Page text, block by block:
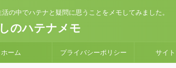
の中でハテナと疑問に思うことをメモしてみました。
のハテナメモ
ホーム プライバシーポリシー サイ